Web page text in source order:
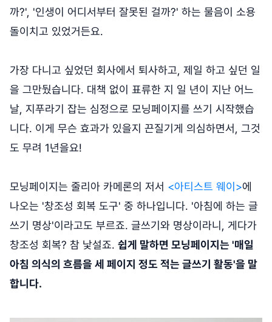
까?', '인생이 어디서부터 잘못된 걸까?' 하는 물음이 소용
돌이치고 있었거든요.
가장 다니고 싶었던 회사에서 퇴사하고, 제일 하고 싶던 일
을 그만뒀습니다. 대책 없이 표류한 지 일 년이 지난 어느
날, 지푸라기 잡는 심정으로 모닝페이지를 쓰기 시작했습
니다. 이게 무슨 효과가 있을지 끈질기게 의심하면서, 그것
도 무려 1년을요!
모닝페이지는 줄리아 카메론의 저서 <아티스트 웨이>에
나오는 '창조성 회복 도구' 중 하나입니다. '아침에 하는 글
쓰기 명상'이라고도 부르죠. 글쓰기와 명상이라니, 게다가
창조성 회복? 참 낯설죠. 쉽게 말하면 모닝페이지는 '매일
아침 의식의 흐름을 세 페이지 정도 적는 글쓰기 활동'을 말
합니다.